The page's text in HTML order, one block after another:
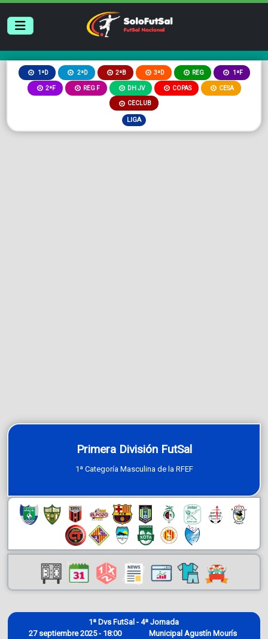
1ªD 2ªD 2ªB 3ªD REG 1ªF
2ªF REG F DH JV COPAS CESA
CECLUB
LIGA
Primera División FutSal
1ª Categoría Masculina de la RFEF
27 septiembre 2025 - 18:00
1ª Dvs FutSal - 4ª Jornada
Municipal Agustín Mourís